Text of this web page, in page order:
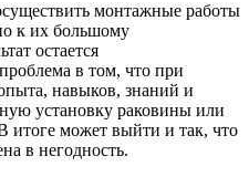
монтажные работы
к их большому
остается
в том, что при
навыков, знаний и
установку раковины или
итоге может выйти и так, что
в негодность.